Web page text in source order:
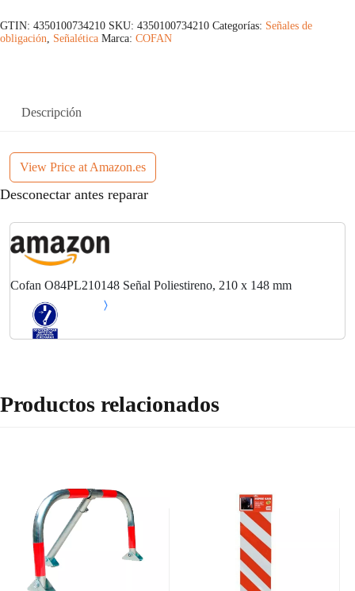
GTIN: 4350100734210 SKU: 4350100734210 Categorías: Señales de
obligación, Señalética Marca: COFAN
Descripción
View Price at Amazon.es
Desconectar antes reparar
Cofan O84PL210148 Señal Poliestireno, 210 x 148 mm
Productos relacionados